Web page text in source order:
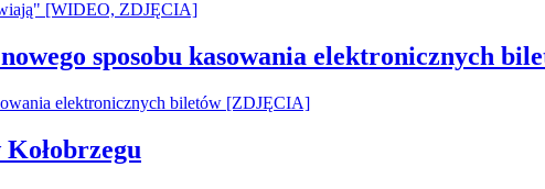
sposobu kasowania elektronicznych